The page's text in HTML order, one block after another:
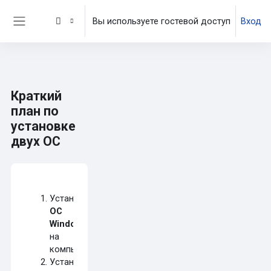
Перейти к основному содержанию
Вы используете гостевой доступ Вход
Краткий
план по
установке
двух ОС
Установить
ОС
Windows
на
компьютер
Установить